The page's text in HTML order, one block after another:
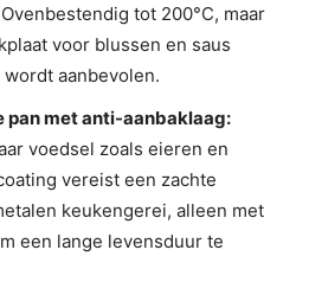
tot 200°C, maar
voor blussen en saus
aanbevolen.
pan met anti-aanbaklaag:
voedsel zoals eieren en
vereist een zachte
keukengerei, alleen met
een ​​lange levensduur te